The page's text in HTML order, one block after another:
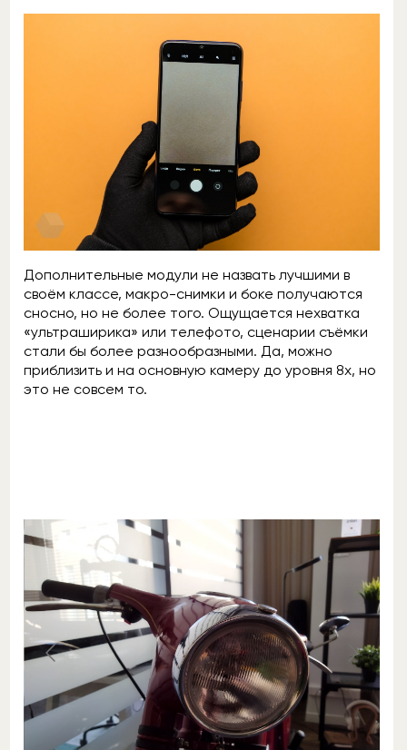
Дополнительные модули не назвать лучшими в
своём классе, макро-снимки и боке получаются
сносно, но не более того. Ощущается нехватка
«ультраширика» или телефото, сценарии съёмки
стали бы более разнообразными. Да, можно
приблизить и на основную камеру до уровня 8х, но
это не совсем то.